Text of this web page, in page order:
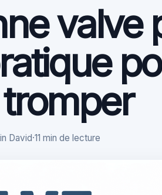
valve
David·11 min de lecture